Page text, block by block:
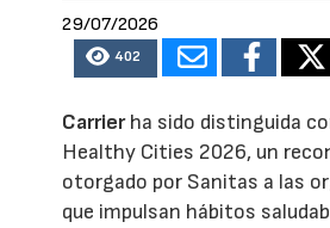
29/07/2026
402
Carrierha sido distinguida
Healthy Cities 2026, un
otorgado por Sanitas a las
que impulsan hábitos